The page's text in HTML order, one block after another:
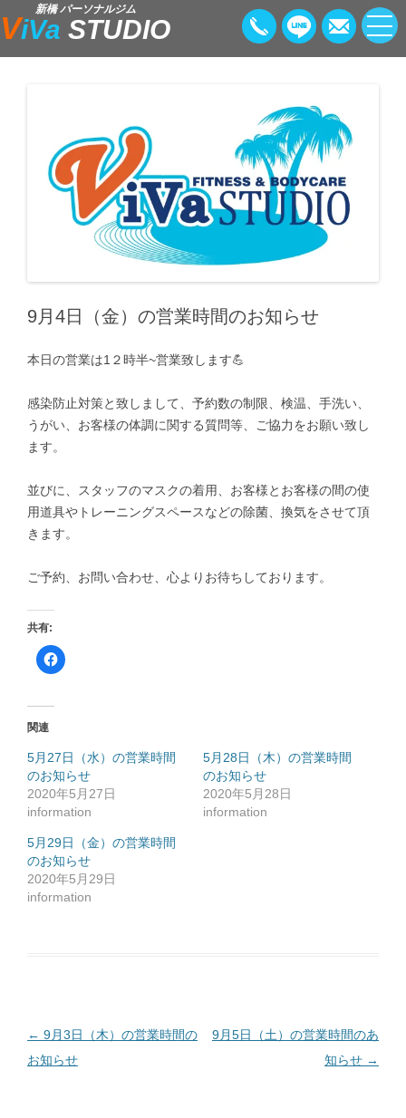
新橋 パーソナルジム
ViVa STUDIO
9月4日（金）の営業時間のお知らせ
本日の営業は1２時半~営業致します💪
感染防止対策と致しまして、予約数の制限、検温、手洗い、
うがい、お客様の体調に関する質問等、ご協力をお願い致し
ます。
並びに、スタッフのマスクの着用、お客様とお客様の間の使
用道具やトレーニングスペースなどの除菌、換気をさせて頂
きます。
ご予約、お問い合わせ、心よりお待ちしております。
共有:
F
a
共
有
す
る
に
は
ク
ッ
ク
し
て
く
だ
さ
で
開
ま
す
関連
5月27日（水）の営業時間
のお知らせ
2020年5月27日
information
5月28日（木）の営業時間
のお知らせ
2020年5月28日
information
5月29日（金）の営業時間
のお知らせ
2020年5月29日
information
投
稿
← 9月3日（木）の営業時間の
お知らせ
9月5日（土）の営業時間のあ
知らせ →